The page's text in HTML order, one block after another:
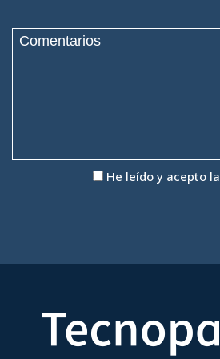
He leído y acepto la